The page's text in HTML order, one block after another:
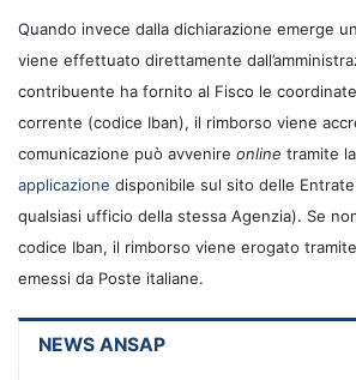
NEWS ANSAP
Quando invece dalla dichiarazione emerge
viene effettuato direttamente
contribuente ha fornito al Fisco le
corrente (codice Iban), il rimborso viene
comunicazione può avvenire online tramite
applicazione disponibile sul sito delle
qualsiasi ufficio della stessa Agenzia). Se
codice Iban, il rimborso viene erogato
emessi da Poste italiane.